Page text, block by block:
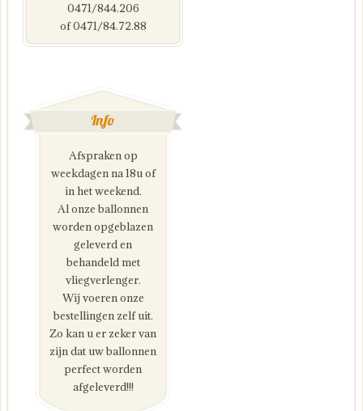
0471/844.206
of 0471/84.72.88
Info
Afspraken op
weekdagen na 18u of
in het weekend.
Al onze ballonnen
worden opgeblazen
geleverd en
behandeld met
vliegverlenger.
Wij voeren onze
bestellingen zelf uit.
Zo kan u er zeker van
zijn dat uw ballonnen
perfect worden
afgeleverd!!!